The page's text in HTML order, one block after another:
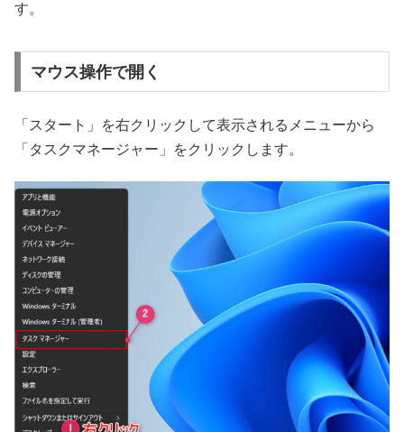
す。
マウス操作で開く
「スタート」を右クリックして表示されるメニューから
「タスクマネージャー」をクリックします。